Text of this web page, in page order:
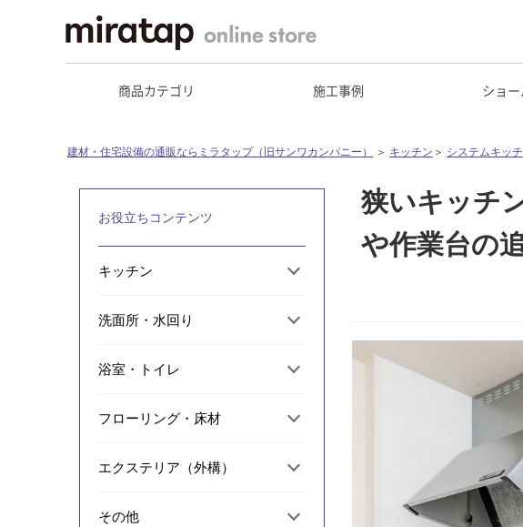
商品カテゴリ 施工事例 ショ
建材・住宅設備の通販ならミラタップ（旧サンワカンパニー） ＞ キッチン ＞ システムキッ
お役立ちコンテンツ
キッチン
洗面所・水回り
浴室・トイレ
フローリング・床材
エクステリア（外構）
その他
狭いキッチ
や作業台の